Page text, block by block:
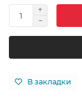
В закладки